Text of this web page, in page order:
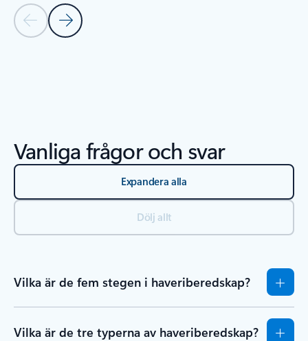
Föregående bild
Nästa bild
Vanliga frågor och svar
Expandera alla
Dölj allt
Vilka är de fem stegen i haveriberedskap?
Vilka är de tre typerna av haveriberedskap?